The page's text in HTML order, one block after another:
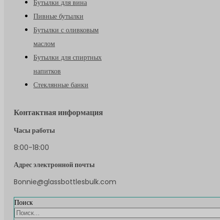
Бутылки для вина
Пивные бутылки
Бутылки с оливковым
маслом
Бутылки для спиртных
напитков
Стеклянные банки
Контактная информация
Часы работы
8:00-18:00
Адрес электронной почты
Bonnie@glassbottlesbulk.com
Поиск